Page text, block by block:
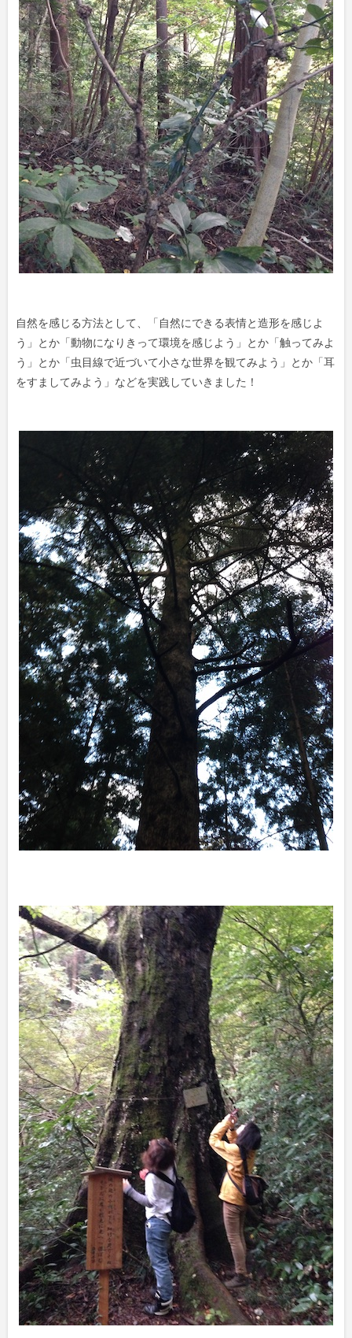
自然を感じる方法として、「自然にできる表情と造形を感じよ
う」とか「動物になりきって環境を感じよう」とか「触ってみよ
う」とか「虫目線で近づいて小さな世界を観てみよう」とか「耳
をすましてみよう」などを実践していきました！